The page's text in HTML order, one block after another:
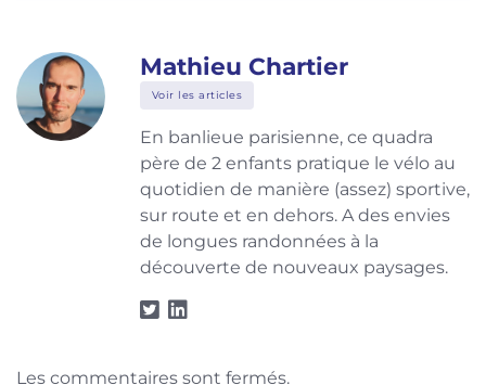
Mathieu Chartier
Voir les articles
En banlieue parisienne, ce quadra
père de 2 enfants pratique le vélo au
quotidien de manière (assez) sportive,
sur route et en dehors. A des envies
de longues randonnées à la
découverte de nouveaux paysages.
Les commentaires sont fermés.